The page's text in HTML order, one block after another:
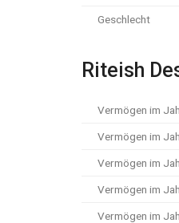
Geschlecht
Riteish
Vermögen im
Vermögen im
Vermögen im
Vermögen im
Vermögen im